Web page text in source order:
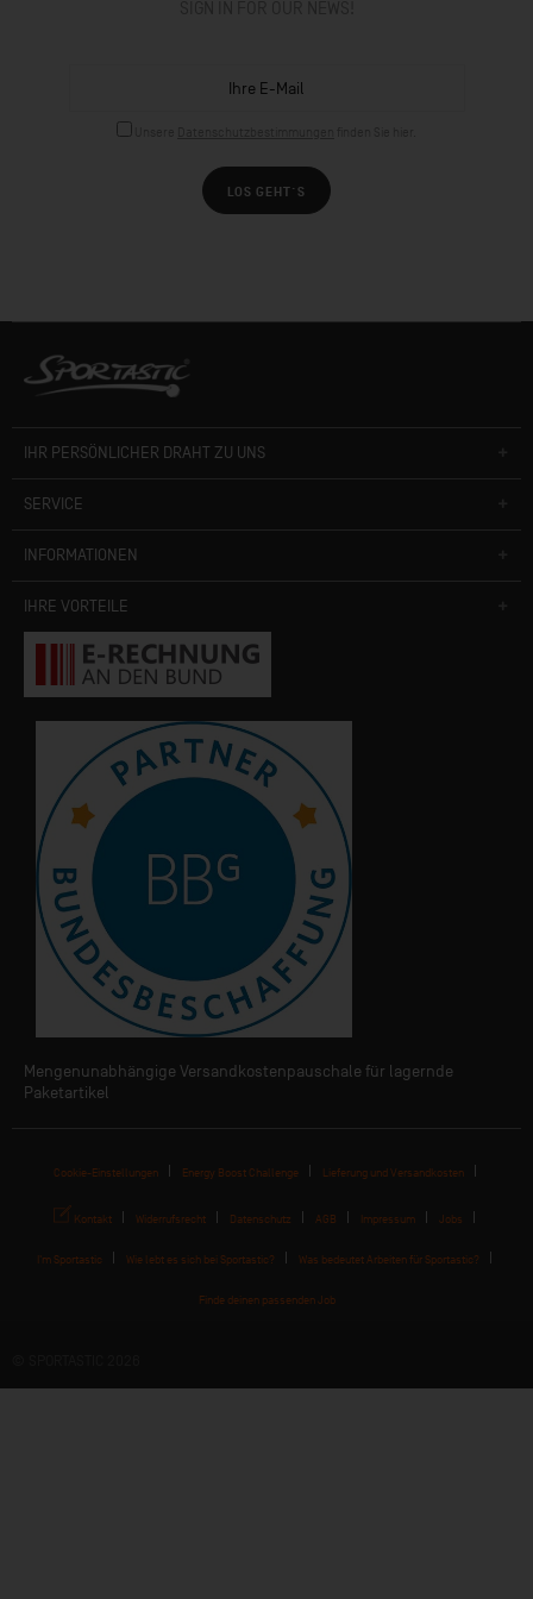
LOS GEHT´S
IHR PERSÖNLICHER DRAHT ZU UNS
SERVICE
INFORMATIONEN
IHRE VORTEILE
Mengenunabhängige Versandkostenpauschale für lagernde
Paketartikel
Cookie-Einstellungen Energy Boost Challenge Lieferung und Versandkosten
Kontakt Widerrufsrecht Datenschutz AGB Impressum Jobs
I'm Sportastic Wie lebt es sich bei Sportastic? Was bedeutet Arbeiten für Sportastic?
Finde deinen passenden Job